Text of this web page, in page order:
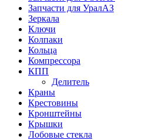
Запчасти для УралАЗ
Зеркала
Ключи
Колпаки
Кольца
Компрессора
КПП
Делитель
Краны
Крестовины
Кронштейны
Крышки
Лобовые стекла